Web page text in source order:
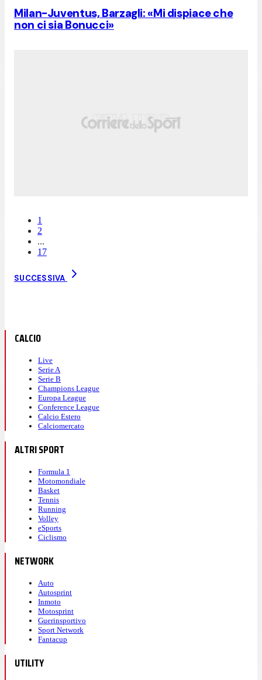
Milan-Juventus, Barzagli: «Mi dispiace che
non ci sia Bonucci»
1
2
...
17
SUCCESSIVA
CALCIO
Live
Serie A
Serie B
Champions League
Europa League
Conference League
Calcio Estero
Calciomercato
ALTRI SPORT
Formula 1
Motomondiale
Basket
Tennis
Running
Volley
eSports
Ciclismo
NETWORK
Auto
Autosprint
Inmoto
Motosprint
Guerinsportivo
Sport Network
Fantacup
UTILITY